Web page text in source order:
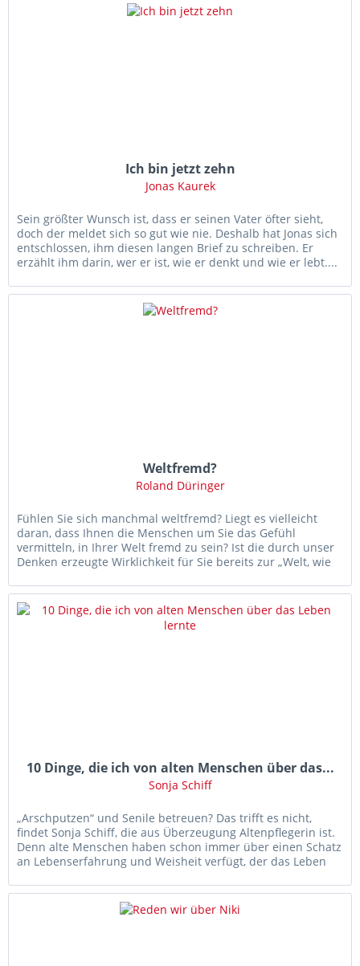
Ich bin jetzt zehn
Jonas Kaurek
Sein größter Wunsch ist, dass er seinen Vater öfter sieht,
doch der meldet sich so gut wie nie. Deshalb hat Jonas sich
entschlossen, ihm diesen langen Brief zu schreiben. Er
erzählt ihm darin, wer er ist, wie er denkt und wie er lebt....
Weltfremd?
Roland Düringer
Fühlen Sie sich manchmal weltfremd? Liegt es vielleicht
daran, dass Ihnen die Menschen um Sie das Gefühl
vermitteln, in Ihrer Welt fremd zu sein? Ist die durch unser
Denken erzeugte Wirklichkeit für Sie bereits zur „Welt, wie
10 Dinge, die ich von alten Menschen über das...
Sonja Schiff
„Arschputzen“ und Senile betreuen? Das trifft es nicht,
findet Sonja Schiff, die aus Überzeugung Altenpflegerin ist.
Denn alte Menschen haben schon immer über einen Schatz
an Lebenserfahrung und Weisheit verfügt, der das Leben